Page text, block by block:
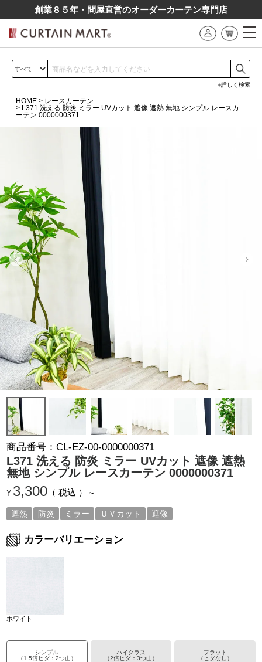
創業８５年・問屋直営のオーダーカーテン専⾨店
詳しく検索
HOME
レースカーテン
L371 洗える 防炎 ミラー UVカット 遮像 遮熱 無地 シンプル レースカ
ーテン 0000000371
商品番号 CL-EZ-00-0000000371
L371 洗える 防炎 ミラー UVカット 遮像 遮熱
無地 シンプル レースカーテン 0000000371
¥ 3,300 税込
遮熱 防炎 ミラー ＵＶカット 遮像
カラーバリエーション
ホワイト
シンプル
（1.5倍ヒダ：2つ山）
ハイクラス
（2倍ヒダ：3つ山）
フラット
（ヒダなし）